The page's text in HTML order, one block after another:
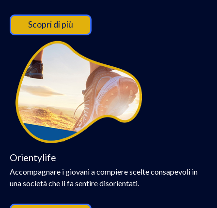
Scopri di più
Orientylife
Accompagnare i giovani a compiere scelte consapevoli in
una società che li fa sentire disorientati.